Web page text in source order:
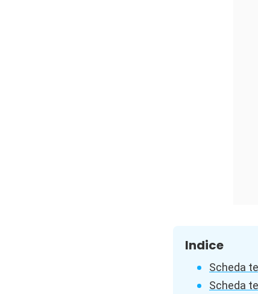
Indice
Scheda
Scheda